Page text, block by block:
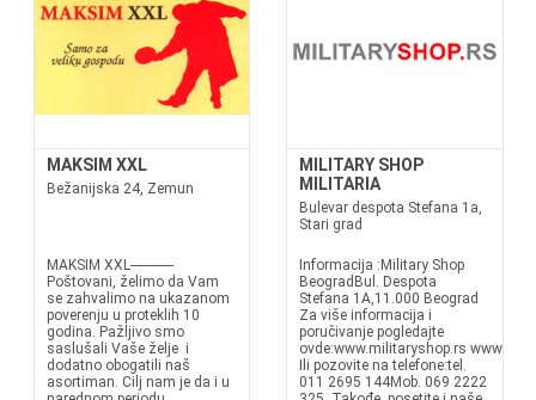
MAKSIM XXL
Bežanijska 24, Zemun
MAKSIM XXL------------
Poštovani, želimo da Vam
se zahvalimo na ukazanom
poverenju u proteklih 10
godina. Pažljivo smo
saslušali Vaše želje i
dodatno obogatili naš
asortiman. Cilj nam je da i u
MILITARY SHOP
MILITARIA
Bulevar despota Stefana 1a,
Stari grad
Informacija :Military Shop
BeogradBul. Despota
Stefana 1A,11.000 Beograd
Za više informacija i
poručivanje pogledajte
ovde:www.militaryshop.rs
Ili pozovite na telefone:tel.
011 2695 144Mob. 069 2222